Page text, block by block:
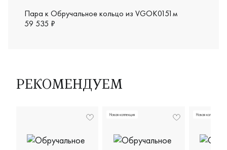
Пара к Обручальное кольцо из VGOK0151м
59 535 ₽
РЕКОМЕНДУЕМ
Новая коллекция Новая коллекция